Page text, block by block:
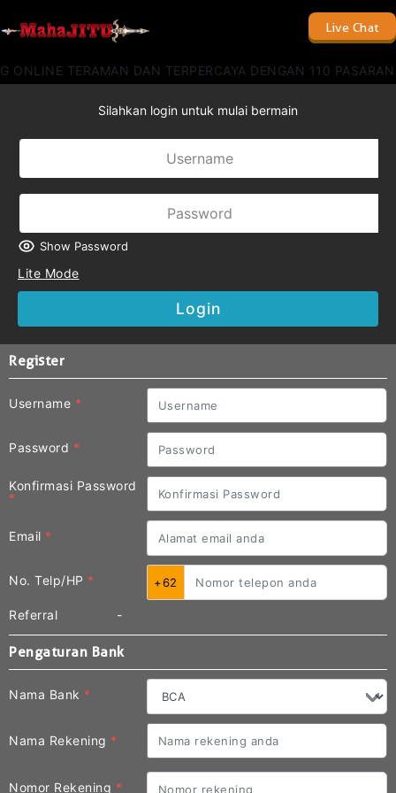
Live Chat
TERAMAN DAN TERPERCAYA DENGAN 110
Silahkan login untuk mulai bermain
Show Password
Lite Mode
Login
Register
Username *
Password *
Konfirmasi Password
*
Email *
No. Telp/HP * +62
Referral -
Pengaturan Bank
Nama Bank *
Nama Rekening *
Nomor Rekening *